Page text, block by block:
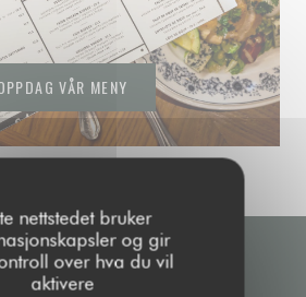
nettstedet bruker
og gir
over hva du vil
aktivere
VÅR MENY